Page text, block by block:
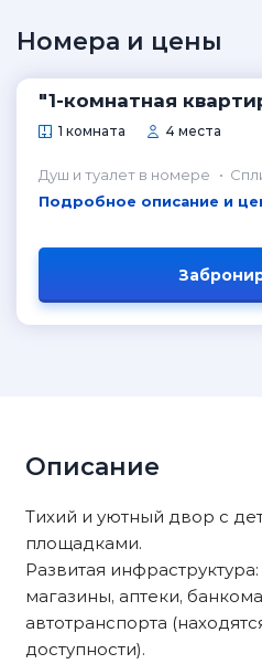
Номера и цены
"1-комнатная
1 комната 4 места
Душ и туалет в номере
Подробное описание и
Описание
Тихий и уютный двор с
площадками.
Развитая
магазины, аптеки,
автотранспорта
доступности).